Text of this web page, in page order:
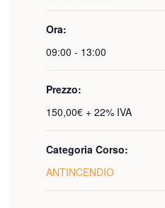
Ora:
09:00 - 13:00
Prezzo:
150,00€ + 22% IVA
Categoria Corso:
ANTINCENDIO